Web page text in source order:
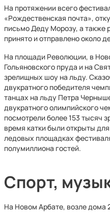
На протяжении всего
«Рождественская почта»,
письмо Деду Морозу, а также
принято и отправлено около
На площади Революции, в
Гольяновского пруда и на
зрелищных шоу на льду.
двукратного победителя
танцах на льду Петра
двукратного олимпийского
посмотрели более 153 тысяч
время катки были открыты
ледовых площадках
полумиллиона гостей.
Спорт,
На Новом Арбате, возле дома